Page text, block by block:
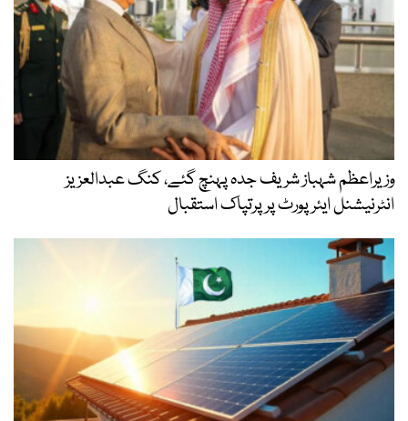
وزیراعظم شہباز شریف جدہ پہنچ گئے، کنگ عبدالعزیز
انٹرنیشنل ایئر پورٹ پر پرتپاک استقبال